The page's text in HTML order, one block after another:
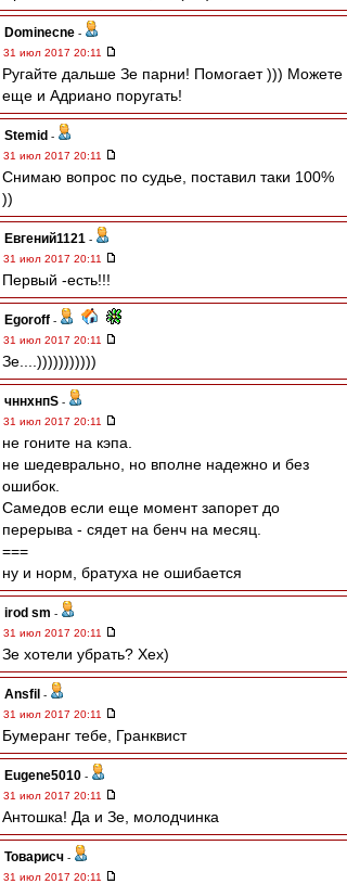
Dominecne -
31 июл 2017 20:11
Ругайте дальше Зе парни! Помогает ))) Можете
еще и Адриано поругать!
Stemid -
31 июл 2017 20:11
Снимаю вопрос по судье, поставил таки 100%
))
Евгений1121 -
31 июл 2017 20:11
Первый -есть!!!
Egoroff -
31 июл 2017 20:11
Зе....)))))))))))
чннхнпS -
31 июл 2017 20:11
не гоните на кэпа.
не шедеврально, но вполне надежно и без
ошибок.
Самедов если еще момент запорет до
перерыва - сядет на бенч на месяц.
===
ну и норм, братуха не ошибается
irod sm -
31 июл 2017 20:11
Зе хотели убрать? Хех)
Ansfil -
31 июл 2017 20:11
Бумеранг тебе, Гранквист
Eugene5010 -
31 июл 2017 20:11
Антошка! Да и Зе, молодчинка
Товарисч -
31 июл 2017 20:11